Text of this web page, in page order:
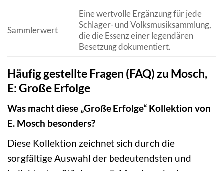
Sammlerwert
Eine wertvolle Ergänzung für jede
Schlager- und Volksmusiksammlung,
die die Essenz einer legendären
Besetzung dokumentiert.
Häufig gestellte Fragen (FAQ) zu Mosch,
E: Große Erfolge
Was macht diese „Große Erfolge“ Kollektion von
E. Mosch besonders?
Diese Kollektion zeichnet sich durch die
sorgfältige Auswahl der bedeutendsten und